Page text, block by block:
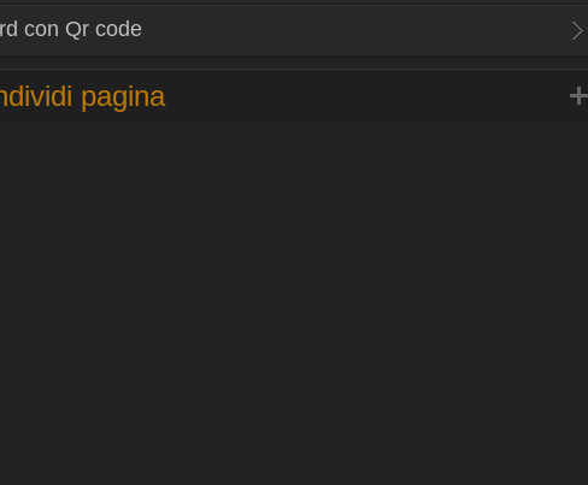
con Qr code
pagina